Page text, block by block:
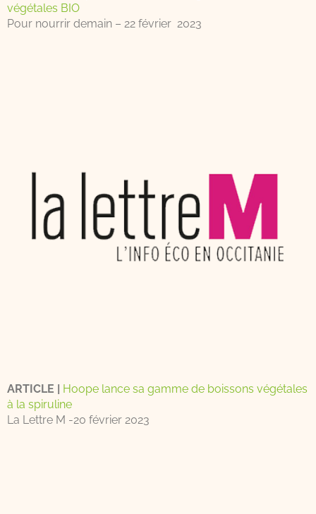
végétales BIO
Pour nourrir demain – 22 février 2023
ARTICLE | Hoope lance sa gamme de boissons végétales
à la spiruline
La Lettre M -20 février 2023